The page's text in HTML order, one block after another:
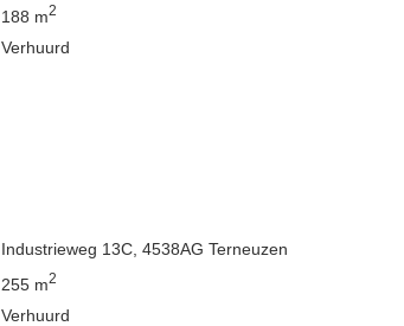
188 m2
Verhuurd
Industrieweg 13C, 4538AG Terneuzen
255 m2
Verhuurd